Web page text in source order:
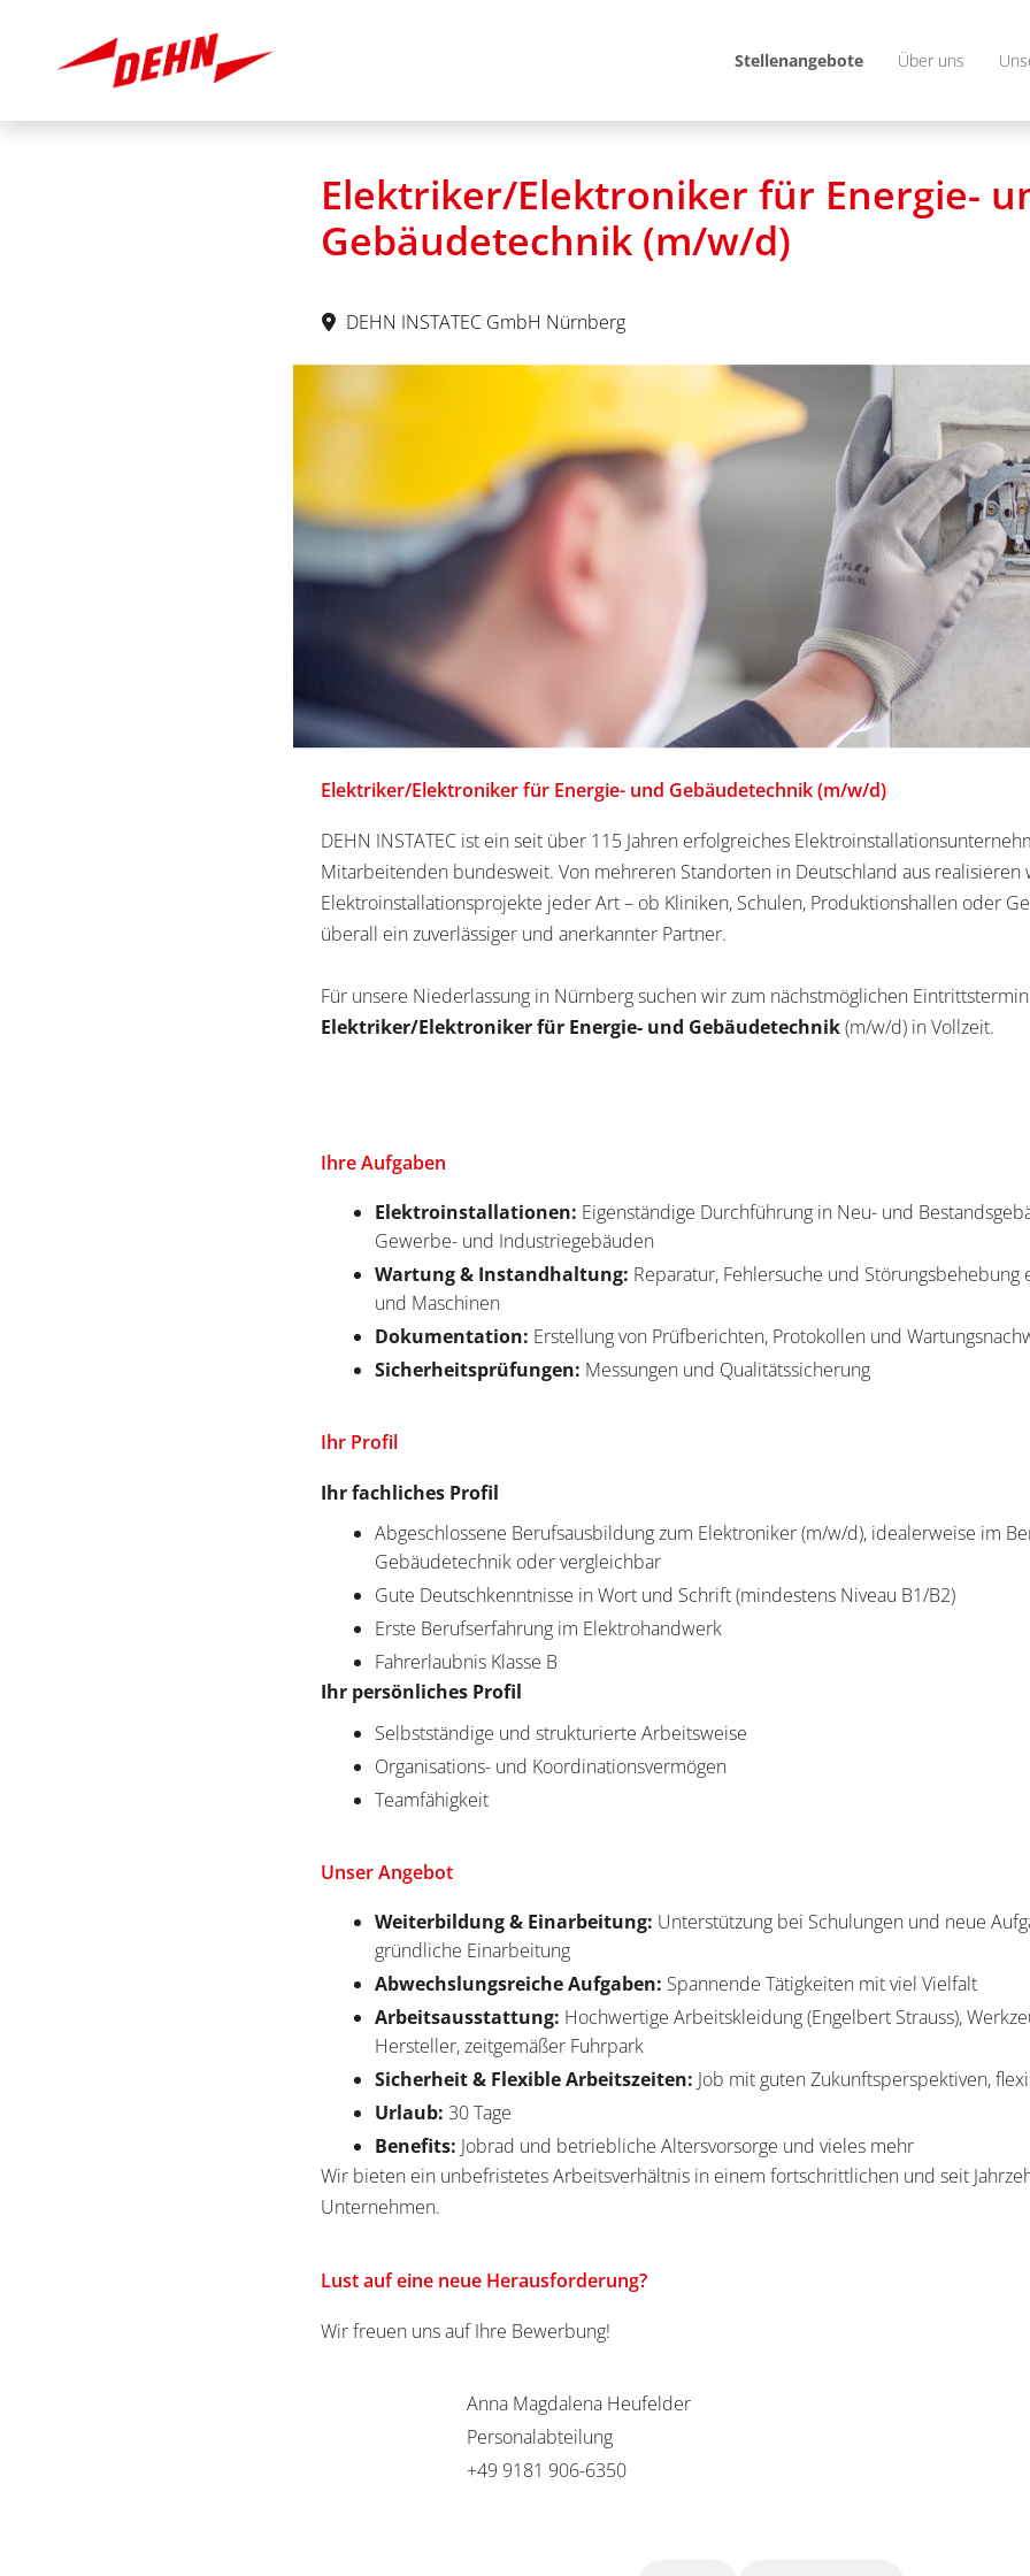
Stellenangebote Über uns
Elektriker/Elektroniker für Energie-
Gebäudetechnik (m/w/d)
DEHN INSTATEC GmbH Nürnberg
Elektriker/Elektroniker für Energie- und Gebäudetechnik (m/w/d)
DEHN INSTATEC ist ein seit über 115 Jahren erfolgreiches
Mitarbeitenden bundesweit. Von mehreren Standorten in Deutschland aus realisieren
Elektroinstallationsprojekte jeder Art – ob Kliniken, Schulen, Produktionshallen oder
überall ein zuverlässiger und anerkannter Partner.
Für unsere Niederlassung in Nürnberg suchen wir zum nächstmöglichen
Elektriker/Elektroniker für Energie- und Gebäudetechnik(m/w/d) in Vollzeit.
Ihre Aufgaben
Elektroinstallationen: Eigenständige Durchführung in Neu- und
Gewerbe- und Industriegebäuden
Wartung & Instandhaltung: Reparatur, Fehlersuche und Störungsbehebung
und Maschinen
Dokumentation: Erstellung von Prüfberichten, Protokollen und
Sicherheitsprüfungen: Messungen und Qualitätssicherung
Ihr Profil
Ihr fachliches Profil
Abgeschlossene Berufsausbildung zum Elektroniker (m/w/d), idealerweise im
Gebäudetechnik oder vergleichbar
Gute Deutschkenntnisse in Wort und Schrift (mindestens Niveau B1/B2)
Erste Berufserfahrung im Elektrohandwerk
Fahrerlaubnis Klasse B
Ihr persönliches Profil
Selbstständige und strukturierte Arbeitsweise
Organisations- und Koordinationsvermögen
Teamfähigkeit
Unser Angebot
Weiterbildung & Einarbeitung: Unterstützung bei Schulungen und neue
gründliche Einarbeitung
Abwechslungsreiche Aufgaben: Spannende Tätigkeiten mit viel Vielfalt
Arbeitsausstattung: Hochwertige Arbeitskleidung (Engelbert Strauss),
Hersteller, zeitgemäßer Fuhrpark
Sicherheit & Flexible Arbeitszeiten: Job mit guten Zukunftsperspektiven,
Urlaub: 30 Tage
Benefits: Jobrad und betriebliche Altersvorsorge und vieles mehr
Wir bieten ein unbefristetes Arbeitsverhältnis in einem fortschrittlichen und seit
Unternehmen.
Lust auf eine neue Herausforderung?
Wir freuen uns auf Ihre Bewerbung!
Anna Magdalena Heufelder
Personalabteilung
+49 9181 906-6350